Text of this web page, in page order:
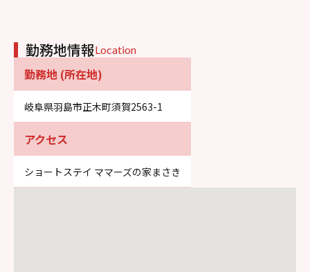
勤務地情報Location
勤務地 (所在地)
岐阜県羽島市正木町須賀2563-1
アクセス
ショートステイ ママーズの家まさき